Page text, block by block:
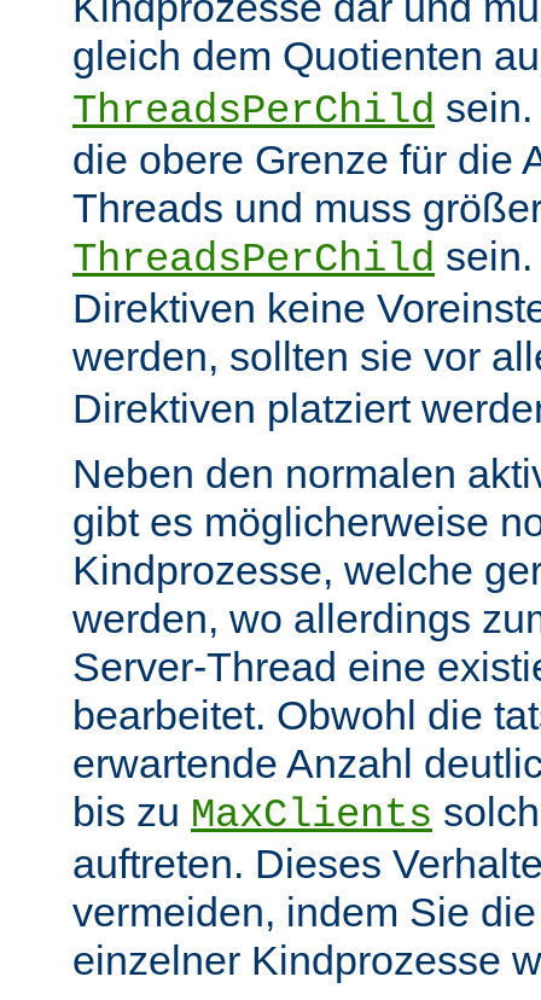
gleich dem Quotienten
ThreadsPerChild
die obere Grenze für die
Threads und muss
ThreadsPerChild
Direktiven keine
werden, sollten sie vor
Direktiven platziert
Neben den normalen
gibt es möglicherweise
Kindprozesse, welche
werden, wo allerdings
Server-Thread eine
bearbeitet. Obwohl die
erwartende Anzahl
bis zu MaxClients
auftreten. Dieses
vermeiden, indem Sie
einzelner Kindprozesse